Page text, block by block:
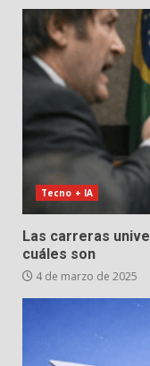
Tecno + IA
Las carreras
cuáles son
4 de marzo de 2025